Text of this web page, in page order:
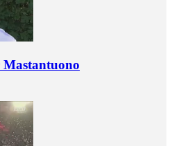
Mastantuono